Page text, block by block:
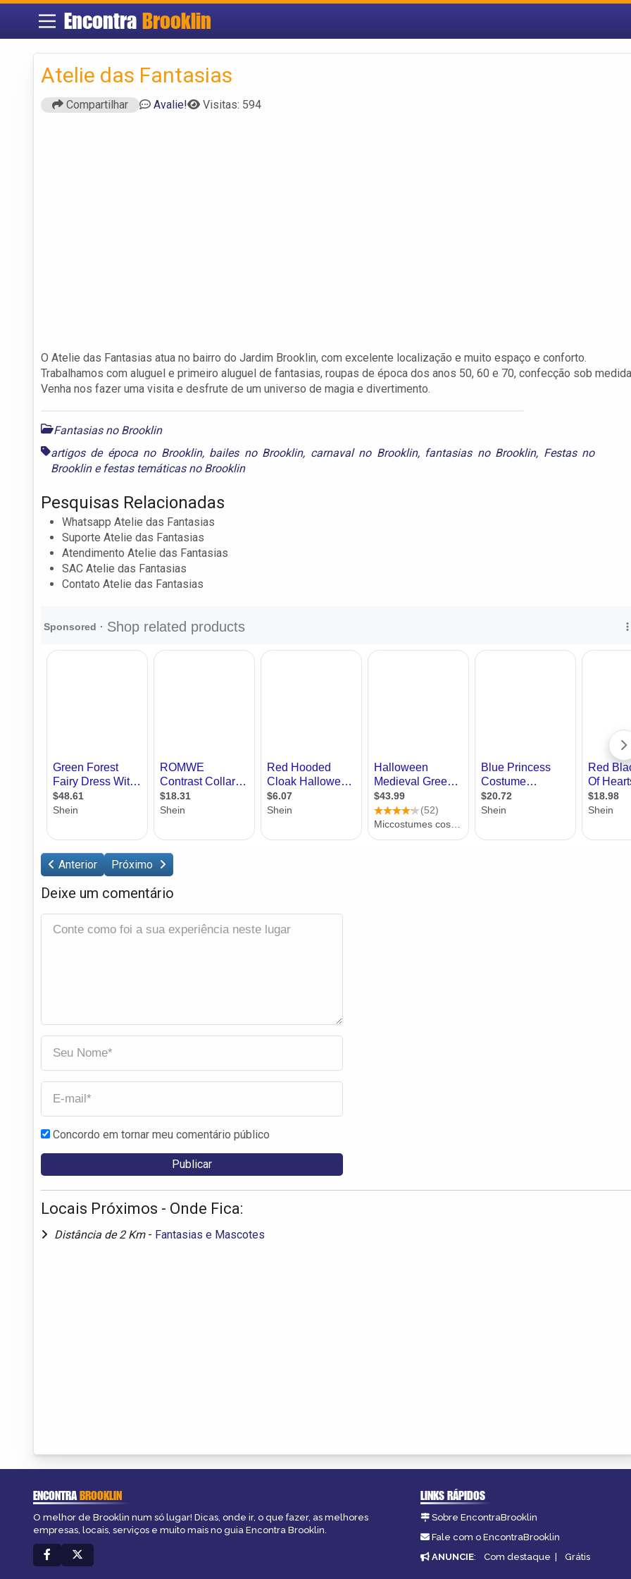
Encontra Brooklin
Atelie das Fantasias
Compartilhar Avalie! Visitas: 594
O Atelie das Fantasias atua no bairro do Jardim Brooklin, com excelente localização e muito espaço e conforto.
Trabalhamos com aluguel e primeiro aluguel de fantasias, roupas de época dos anos 50, 60 e 70, confecção sob
Venha nos fazer uma visita e desfrute de um universo de magia e divertimento.
Fantasias no Brooklin
artigos de época no Brooklin, bailes no Brooklin, carnaval no Brooklin, fantasias no Brooklin, Festas no
Brookline festas temáticas no Brooklin
Pesquisas Relacionadas
Whatsapp Atelie das Fantasias
Suporte Atelie das Fantasias
Atendimento Atelie das Fantasias
SAC Atelie das Fantasias
Contato Atelie das Fantasias
Anterior Próximo
Deixe um comentário
Concordo em tornar meu comentário público
Locais Próximos - Onde Fica:
Distância de 2 Km - Fantasias e Mascotes
ENCONTRABROOKLIN
O melhor de Brooklin num só lugar! Dicas, onde ir, o que fazer, as melhores
empresas, locais, serviços e muito mais no guia Encontra Brooklin.
LINKS RÁPIDOS
Sobre EncontraBrooklin
Fale com o EncontraBrooklin
ANUNCIE: Com destaque | Grátis